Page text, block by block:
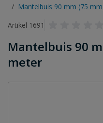
/ Mantelbuis 90 mm (75
Artikel 1691
Mantelbuis 90
meter